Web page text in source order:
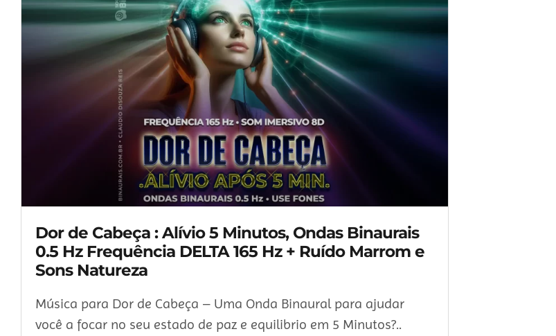
Dor de Cabeça : Alívio 5 Minutos, Ondas Binaurais
0.5 Hz Frequência DELTA 165 Hz + Ruído Marrom e
Sons Natureza
Música para Dor de Cabeça – Uma Onda Binaural para ajudar
você a focar no seu estado de paz e equilibrio em 5 Minutos?..